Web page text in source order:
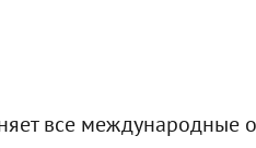
все международные